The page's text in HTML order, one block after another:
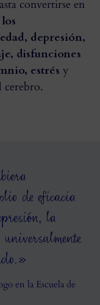
convertirse en
depresión,
disfunciones
estrés y
cerebro.
de eficacia
la
en la Escuela de